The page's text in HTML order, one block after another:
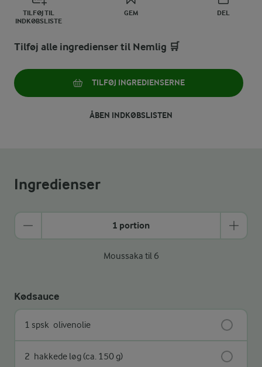
TILFØJ TIL
INDKØBSLISTE
GEM DEL
Tilføj alle ingredienser til Nemlig 🛒
TILFØJ INGREDIENSERNE
ÅBEN INDKØBSLISTEN
Ingredienser
1 portion
Moussaka til 6
Kødsauce
1 spsk olivenolie
2 hakkede løg (ca. 150 g)